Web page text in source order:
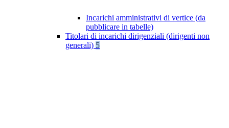
Incarichi amministrativi di vertice (da
pubblicare in tabelle)
Titolari di incarichi dirigenziali (dirigenti non
generali) 5